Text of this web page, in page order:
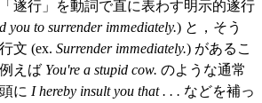
遂行」を動詞で直に表わす明示的遂行
you to surrender immediately.) と，そう
文 (ex. Surrender immediately.) があるこ
えば You're a stupid cow. のような通常
に I hereby insult you that . . . などを補っ